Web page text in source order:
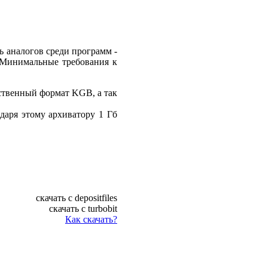
среди программ -
требования к
формат KGB, а так
этому архиватору 1 Гб
скачать с depositfiles
скачать с turbobit
Как скачать?